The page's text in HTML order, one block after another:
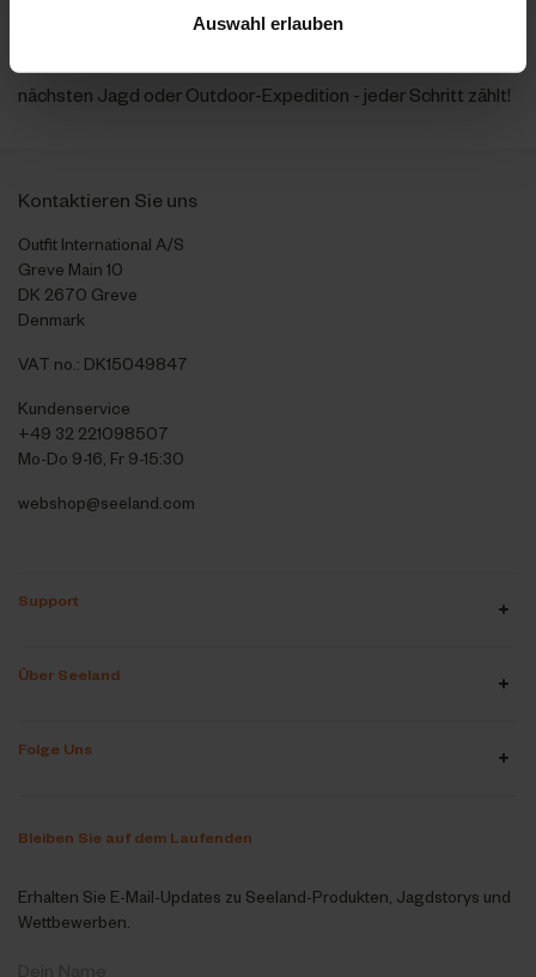
Auswahl erlauben
Entdecken Sie jetzt unser Sortiment an Jagdsocken und
nächsten Jagd oder Outdoor-Expedition - jeder Schritt zählt!
Kontaktieren Sie uns
Outfit International A/S
Greve Main 10
DK 2670 Greve
Denmark
VAT no.: DK15049847
Kundenservice
+49 32 221098507
Mo-Do 9-16, Fr 9-15:30
webshop@seeland.com
Support
Über Seeland
Folge Uns
Bleiben Sie auf dem Laufenden
Erhalten Sie E-Mail-Updates zu Seeland-Produkten, Jagdstorys und
Wettbewerben.